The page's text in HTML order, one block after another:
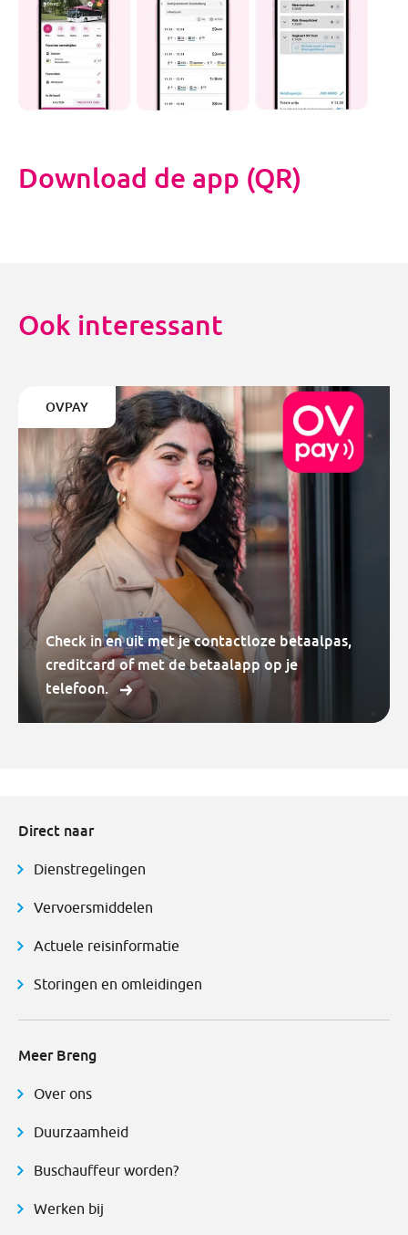
Download de app (QR)
Ook interessant
OVPAY
Check in en uit met je contactloze betaalpas,
creditcard of met de betaalapp op je
telefoon.
Direct naar
Dienstregelingen
Vervoersmiddelen
Actuele reisinformatie
Storingen en omleidingen
Meer Breng
Over ons
Duurzaamheid
Buschauffeur worden?
Werken bij